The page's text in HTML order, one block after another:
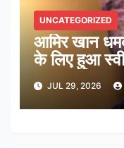
UNCATEGORIZED
आमिर खान
के लिए हुआ
साइबर टीम कर
JUL 29, 2026